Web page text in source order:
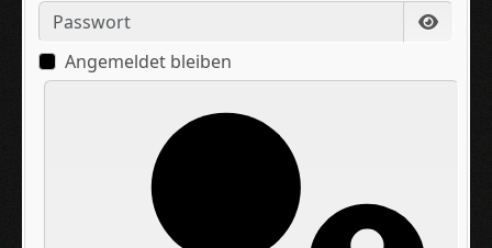
Passwort
Angemeldet bleiben